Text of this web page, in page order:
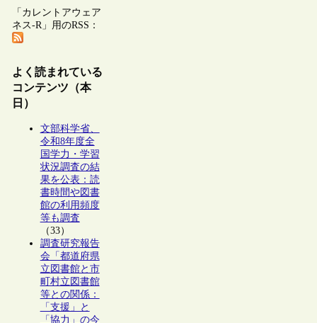
「カレントアウェア
ネス-R」用のRSS：
よく読まれている
コンテンツ（本
日）
文部科学省、
令和8年度全
国学力・学習
状況調査の結
果を公表：読
書時間や図書
館の利用頻度
等も調査
（33）
調査研究報告
会「都道府県
立図書館と市
町村立図書館
等との関係：
「支援」と
「協力」の今